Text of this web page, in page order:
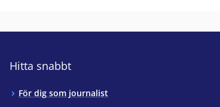
Hitta snabbt
För dig som journalist